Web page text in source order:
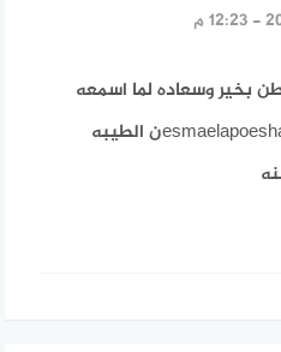
بخير وسعاده لما اسمعه
عesmaelapoesha@yahoo.comن الطيبه